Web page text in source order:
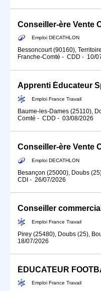
Conseiller-ère Vente
Emploi DECATHLON
Bessoncourt (90160),
Franche-Comté - CDD - 10/
Emploi France Travail
Baume-les-Dames (25110),
Comté - CDD - 03/08/2026
Conseiller-ère Vente
Emploi DECATHLON
Besançon (25000), Doubs
CDI - 26/07/2026
Conseiller
Emploi France Travail
Pirey (25480), Doubs (25),
18/07/2026
ÉDUCATEUR
Emploi France Travail